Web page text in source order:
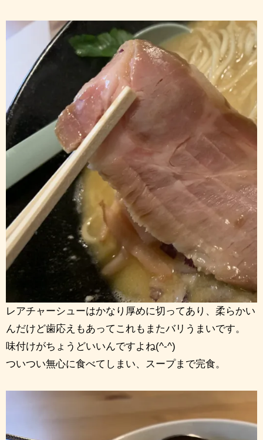
レアチャーシューはかなり厚めに切ってあり、柔らかい
んだけど歯応えもあってこれもまたバリうまいです。
味付けがちょうどいいんですよね(^-^)
ついつい無心に食べてしまい、スープまで完食。